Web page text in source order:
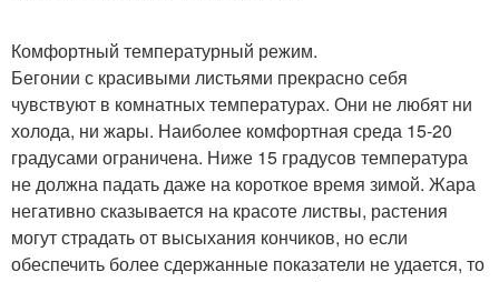
Комфортный температурный режим.
Бегонии с красивыми листьями прекрасно себя
чувствуют в комнатных температурах. Они не любят ни
холода, ни жары. Наиболее комфортная среда 15-20
градусами ограничена. Ниже 15 градусов температура
не должна падать даже на короткое время зимой. Жара
негативно сказывается на красоте листвы, растения
могут страдать от высыхания кончиков, но если
обеспечить более сдержанные показатели не удается, то